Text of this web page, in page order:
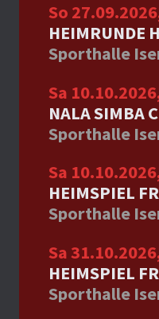
So
HEIMRUNDE
Sporthalle
Sa
NALA SIMBA
Sporthalle
Sa
HEIMSPIEL
Sporthalle
Sa
HEIMSPIEL
Sporthalle